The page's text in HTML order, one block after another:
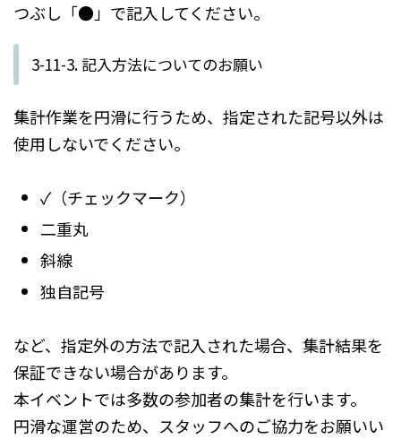
つぶし「●」で記入してください。
3-11-3. 記入方法についてのお願い
集計作業を円滑に行うため、指定された記号以外は
使用しないでください。
✓（チェックマーク）
二重丸
斜線
独自記号
など、指定外の方法で記入された場合、集計結果を
保証できない場合があります。
本イベントでは多数の参加者の集計を行います。
円滑な運営のため、スタッフへのご協力をお願いい